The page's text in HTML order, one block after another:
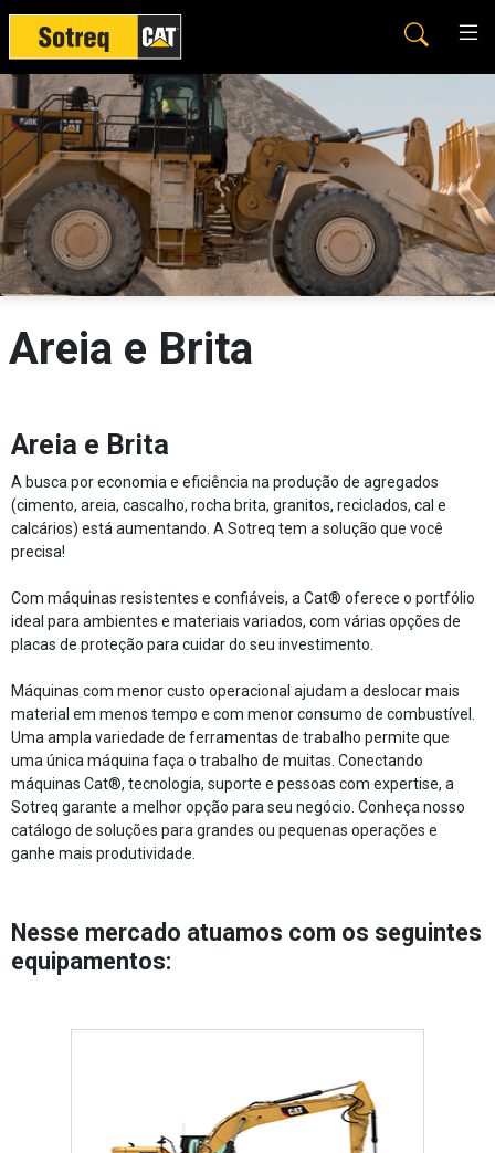
Areia e Brita
Areia e Brita
A busca por economia e eficiência na produção de agregados
(cimento, areia, cascalho, rocha brita, granitos, reciclados, cal e
calcários) está aumentando. A Sotreq tem a solução que você
precisa!
Com máquinas resistentes e confiáveis, a Cat® oferece o portfólio
ideal para ambientes e materiais variados, com várias opções de
placas de proteção para cuidar do seu investimento.
Máquinas com menor custo operacional ajudam a deslocar mais
material em menos tempo e com menor consumo de combustível.
Uma ampla variedade de ferramentas de trabalho permite que
uma única máquina faça o trabalho de muitas. Conectando
máquinas Cat®, tecnologia, suporte e pessoas com expertise, a
Sotreq garante a melhor opção para seu negócio. Conheça nosso
catálogo de soluções para grandes ou pequenas operações e
ganhe mais produtividade.
Nesse mercado atuamos com os seguintes
equipamentos: